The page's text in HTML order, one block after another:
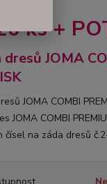
ks +
dresů JOMA
JOMA COMBI
JOMA COMBI
čísel na záda dresů